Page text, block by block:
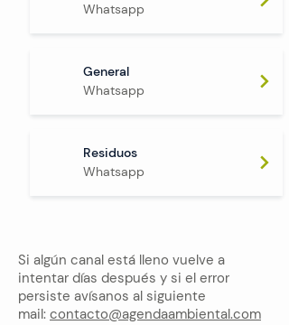
Whatsapp
General
Whatsapp
Residuos
Whatsapp
Si algún canal está lleno vuelve a
intentar días después y si el error
persiste avísanos al siguiente
mail: contacto@agendaambiental.com